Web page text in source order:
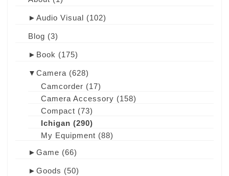
► Audio Visual (102)
Blog (3)
► Book (175)
▼ Camera (628)
Camcorder (17)
Camera Accessory (158)
Compact (73)
Ichigan (290)
My Equipment (88)
► Game (66)
► Goods (50)